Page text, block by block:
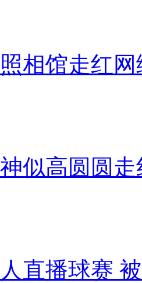
相馆走红网
似高圆圆走
直播球赛